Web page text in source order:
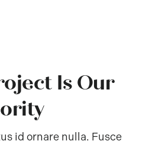
Is Our
id ornare nulla. Fusce